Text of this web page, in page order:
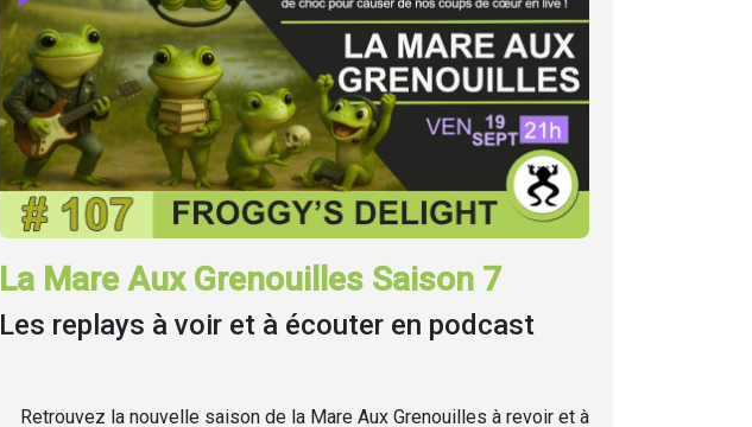
La Mare Aux Grenouilles Saison 7
Les replays à voir et à écouter en podcast
Retrouvez la nouvelle saison de la Mare Aux Grenouilles à revoir et à